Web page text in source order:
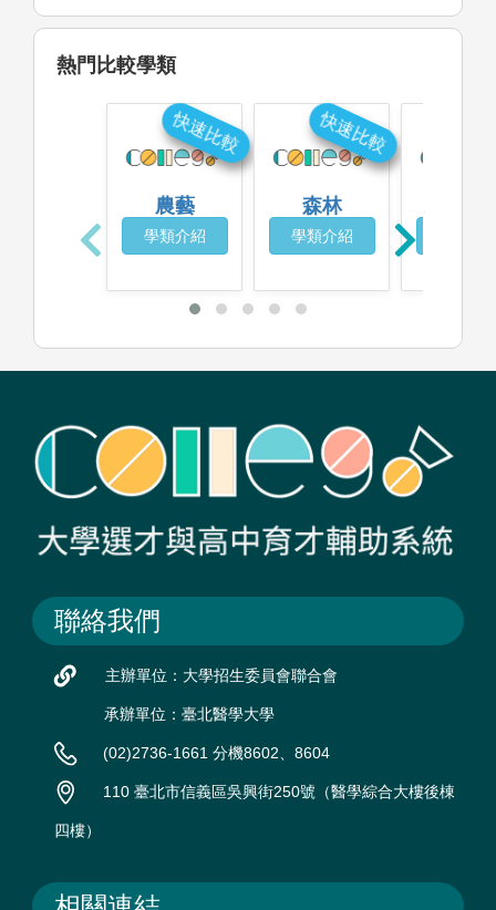
熱門比較學類
農藝
學類介紹
快速比較
森林
學類介紹
快速比較
聯絡我們
主辦單位：大學招生委員會聯合會
承辦單位：臺北醫學大學
(02)2736-1661 分機8602、8604
110 臺北市信義區吳興街250號（醫學綜合大樓後棟
四樓）